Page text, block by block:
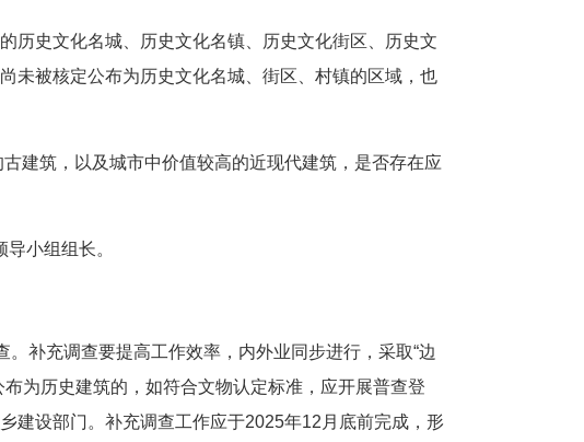
历史文化名城、历史文化名镇、历史文化街区、历史文
未被核定公布为历史文化名城、街区、村镇的区域，也
建筑，以及城市中价值较高的近现代建筑，是否存在应
小组组长。
补充调查要提高工作效率，内外业同步进行，采取“边
为历史建筑的，如符合文物认定标准，应开展普查登
建设部门。补充调查工作应于2025年12月底前完成，形